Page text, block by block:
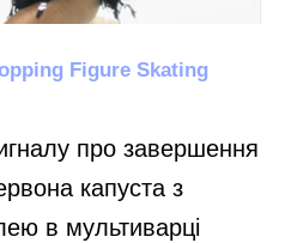
про завершення
капуста з
в мультиварці